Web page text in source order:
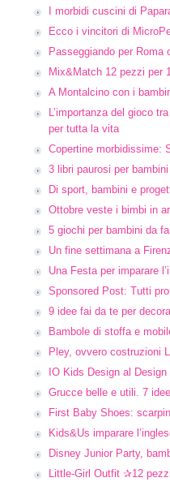
I morbidi cuscini di
Ecco i vincitori di
Passeggiando per Roma
Mix&Match 12 pezzi per
A Montalcino con i
L’importanza del gioco
per tutta la vita
Copertine morbidissime:
3 libri paurosi per
Di sport, bambini e
Ottobre veste i bimbi in
5 giochi per bambini da
Un fine settimana a
Una Festa per imparare
Sponsored Post: Tutti
9 idee fai da te per
Bambole di stoffa e
Pley, ovvero costruzioni
IO Kids Design al
Grucce belle e utili. 7
First Baby Shoes:
Kids&Us imparare
Disney Junior Party,
Little-Girl Outfit ✰12